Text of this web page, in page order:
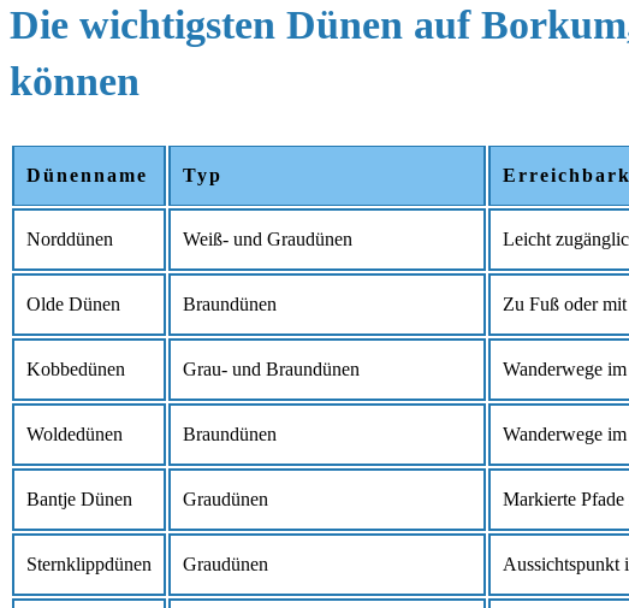
Die wichtigsten Dünen auf
können
Dünenname Typ
Norddünen Weiß- und Graudünen Leicht
Olde Dünen Braundünen Zu Fuß oder
Kobbedünen Grau- und Braundünen Wanderwege
Woldedünen Braundünen Wanderwege
Bantje Dünen Graudünen Markierte Pfade
Sternklippdünen Graudünen Aussichtspunkt